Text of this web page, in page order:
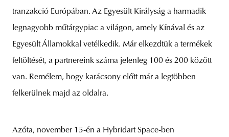
tranzakció Európában. Az Egyesült Királyság a harmadik
legnagyobb műtárgypiac a világon, amely Kínával és az
Egyesült Államokkal vetélkedik. Már elkezdtük a termékek
feltöltését, a partnereink száma jelenleg 100 és 200 között
van. Remélem, hogy karácsony előtt már a legtöbben
felkerülnek majd az oldalra.
Azóta, november 15-én a Hybridart Space-ben